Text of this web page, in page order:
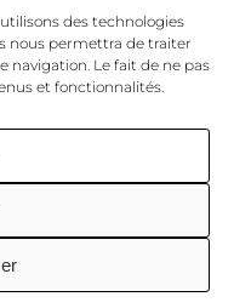
des technologies
nous permettra de traiter
navigation. Le fait de ne pas
et fonctionnalités.